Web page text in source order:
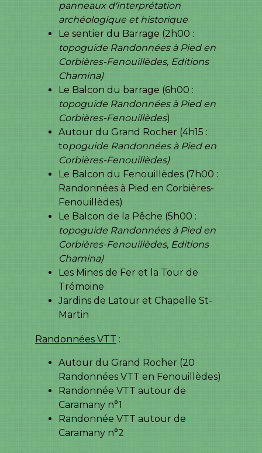
panneaux d'interprétation
archéologique et historique
Le sentier du Barrage (2h00 :
topoguide Randonnées à Pied en
Corbières-Fenouillèdes, Editions
Chamina)
Le Balcon du barrage (6h00 :
topoguide Randonnées à Pied en
Corbières-Fenouillèdes)
Autour du Grand Rocher (4h15 :
topoguide Randonnées à Pied en
Corbières-Fenouillèdes)
Le Balcon du Fenouillèdes (7h00 :
Randonnées à Pied en Corbières-
Fenouillèdes)
Le Balcon de la Pêche (5h00 :
topoguide Randonnées à Pied en
Corbières-Fenouillèdes, Editions
Chamina)
Les Mines de Fer et la Tour de
Trémoine
Jardins de Latour et Chapelle St-
Martin
Randonnées VTT :
Autour du Grand Rocher (20
Randonnées VTT en Fenouillèdes)
Randonnée VTT autour de
Caramany n°1
Randonnée VTT autour de
Caramany n°2